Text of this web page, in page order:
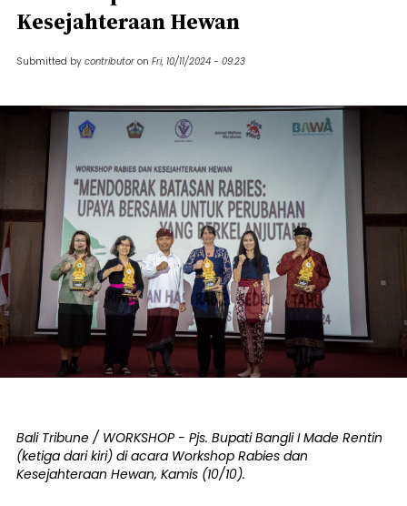
Kesejahteraan Hewan
Submitted by contributor on Fri, 10/11/2024 - 09:23
Bali Tribune / WORKSHOP - Pjs. Bupati Bangli I Made Rentin
(ketiga dari kiri) di acara Workshop Rabies dan
Kesejahteraan Hewan, Kamis (10/10).